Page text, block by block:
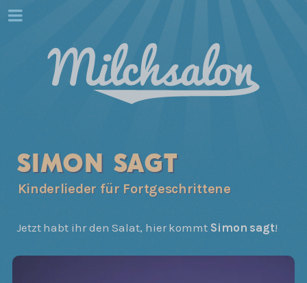
SIMON SAGT
Kinderlieder für Fortgeschrittene
Jetzt habt ihr den Salat, hier kommt Simon sagt!